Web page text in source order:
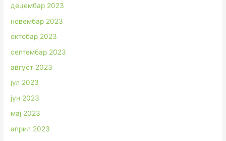
децембар 2023
новембар 2023
октобар 2023
септембар 2023
август 2023
јул 2023
јун 2023
мај 2023
април 2023